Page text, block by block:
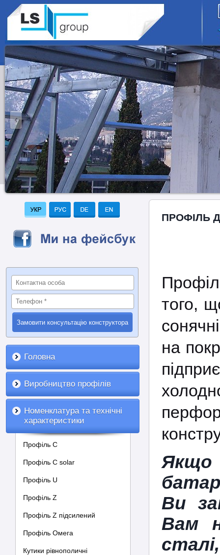
Головна
Виробництво профілів
Номенклатура та технічні
характеристики
Профіль С
Профіль C solar
Профіль U
Профіль Z
Профіль Z підсилений
Профіль Омега
Кутики рівнополичні
ПРОФІЛЬ
того,
на
Якщо
Ви
Вам